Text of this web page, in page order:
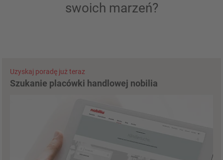
swoich marzeń?
Uzyskaj poradę już teraz
Szukanie placówki handlowej nobilia